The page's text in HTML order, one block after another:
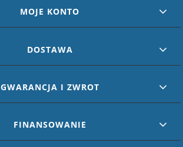
MOJE KONTO
DOSTAWA
GWARANCJA I ZWROT
FINANSOWANIE